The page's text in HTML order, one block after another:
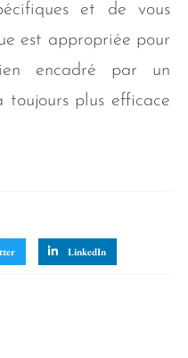
et de vous
est appropriée pour
encadré par un
toujours plus efficace
LinkedIn